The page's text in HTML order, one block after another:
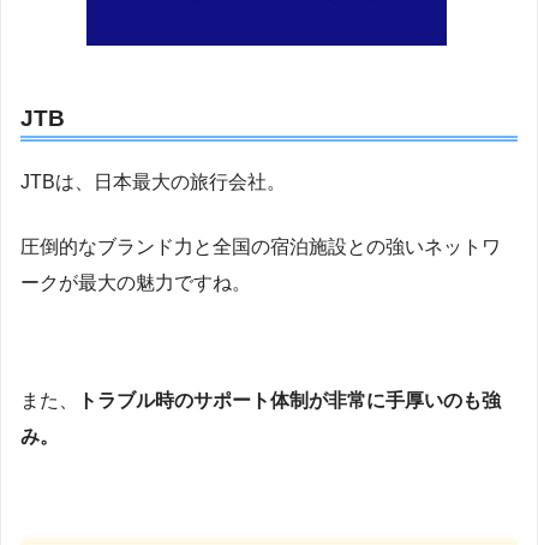
JTB
JTBは、日本最大の旅行会社。
圧倒的なブランド力と全国の宿泊施設との強いネットワ
ークが最大の魅力ですね。
また、
トラブル時のサポート体制が非常に手厚いのも強
み。